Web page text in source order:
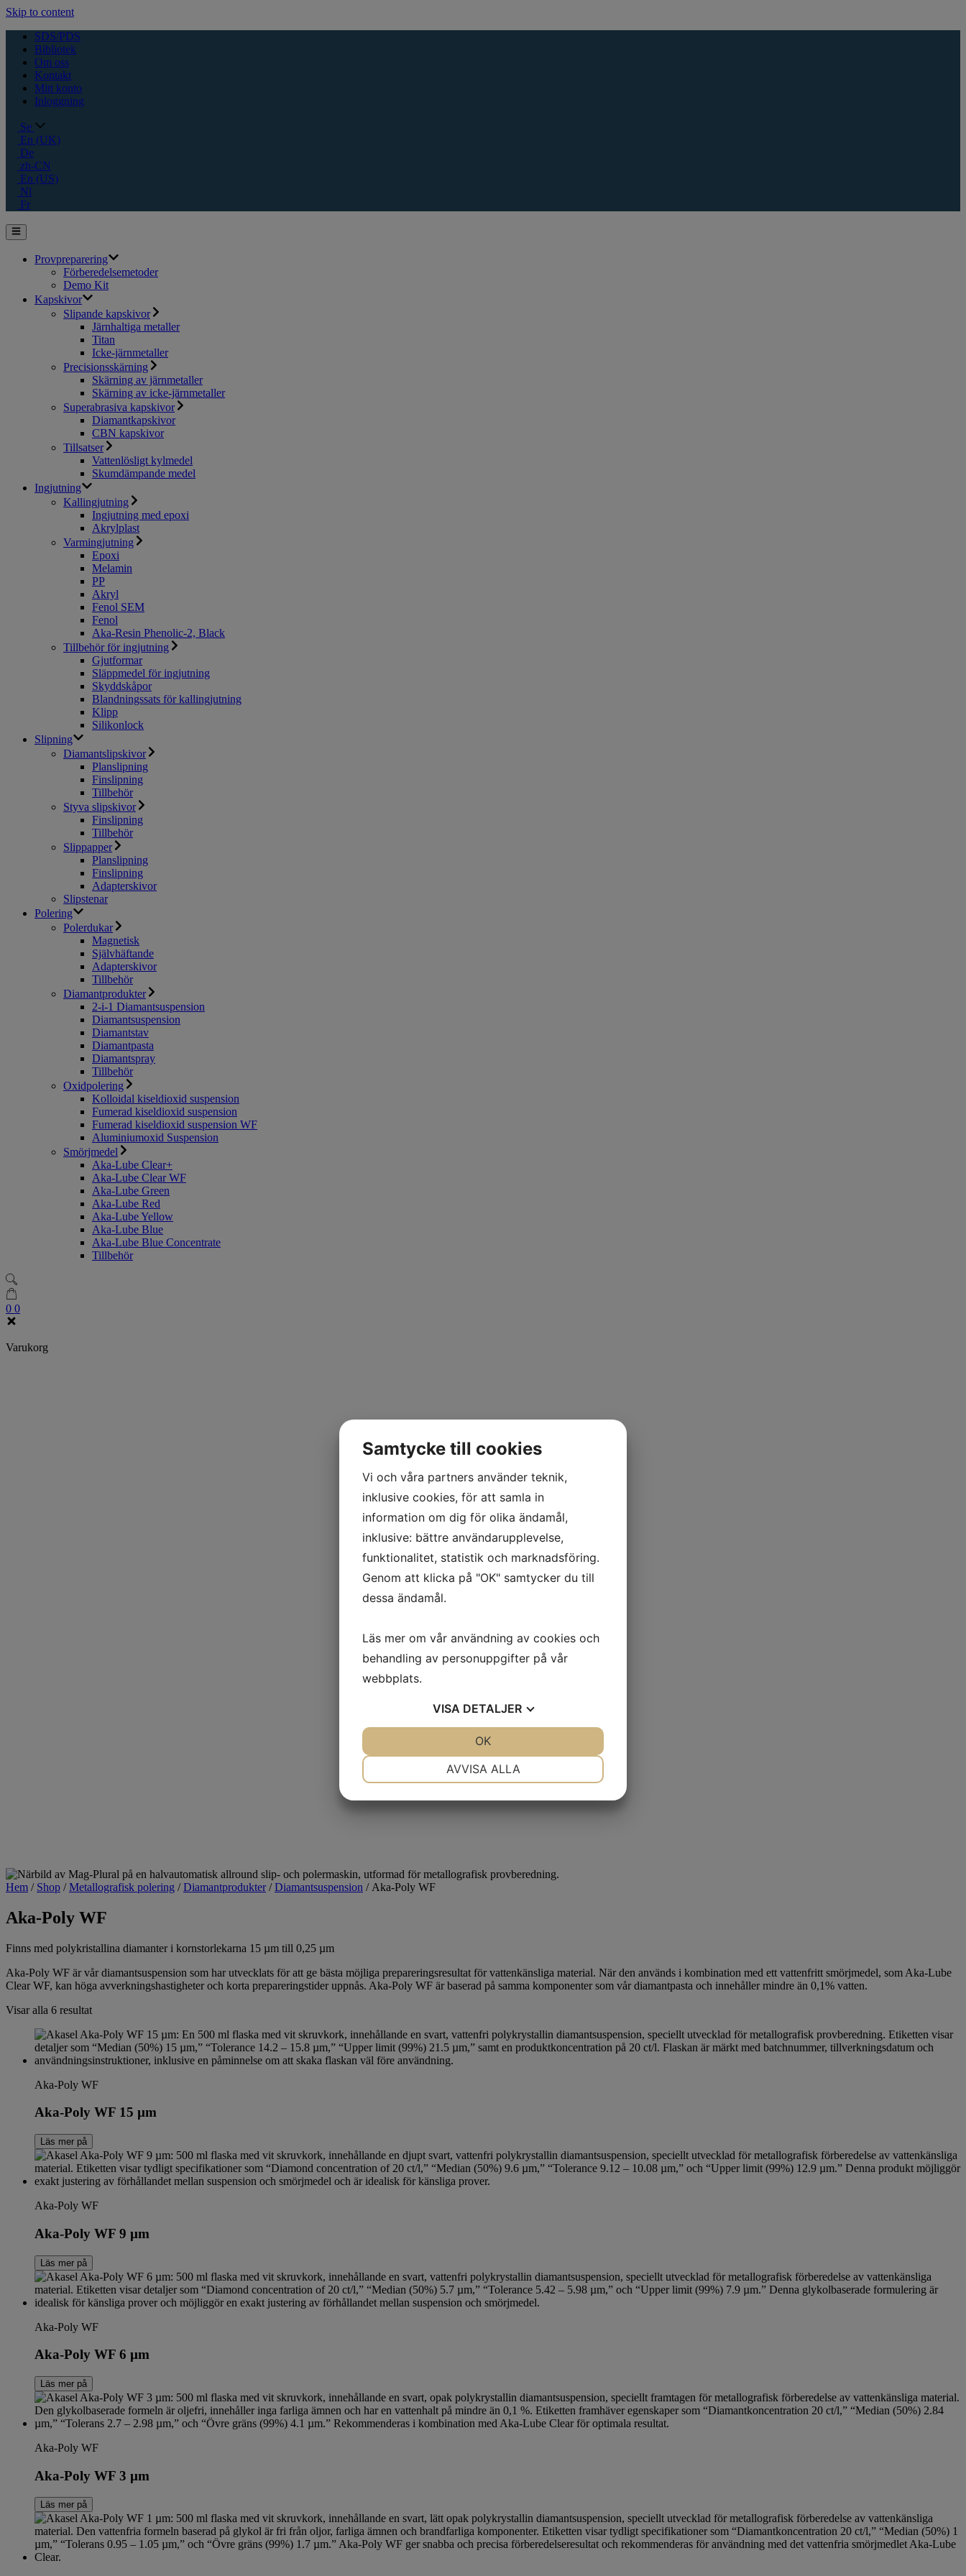
Skip to content
SDS/PDS
Bibliotek
Om oss
Kontakt
Mitt konto
Inloggning
Se
En (UK)
De
zh-CN
En (US)
Nl
Fr
Provpreparering
Förberedelsemetoder
Demo Kit
Kapskivor
Slipande kapskivor
Järnhaltiga metaller
Titan
Icke-järnmetaller
Precisionsskärning
Skärning av järnmetaller
Skärning av icke-järnmetaller
Superabrasiva kapskivor
Diamantkapskivor
CBN kapskivor
Tillsatser
Vattenlösligt kylmedel
Skumdämpande medel
Ingjutning
Kallingjutning
Ingjutning med epoxi
Akrylplast
Varmingjutning
Epoxi
Melamin
PP
Akryl
Fenol SEM
Fenol
Aka-Resin Phenolic-2, Black
Tillbehör för ingjutning
Gjutformar
Släppmedel för ingjutning
Skyddskåpor
Blandningssats för kallingjutning
Klipp
Silikonlock
Slipning
Diamantslipskivor
Planslipning
Finslipning
Tillbehör
Styva slipskivor
Finslipning
Tillbehör
Slippapper
Planslipning
Finslipning
Adapterskivor
Slipstenar
Polering
Polerdukar
Magnetisk
Självhäftande
Adapterskivor
Tillbehör
Diamantprodukter
2-i-1 Diamantsuspension
Diamantsuspension
Diamantstav
Diamantpasta
Diamantspray
Tillbehör
Oxidpolering
Kolloidal kiseldioxid suspension
Fumerad kiseldioxid suspension
Fumerad kiseldioxid suspension WF
Aluminiumoxid Suspension
Smörjmedel
Aka-Lube Clear+
Aka-Lube Clear WF
Aka-Lube Green
Aka-Lube Red
Aka-Lube Yellow
Aka-Lube Blue
Aka-Lube Blue Concentrate
Tillbehör
0 0
Varukorg
Hem / Shop /Metallografisk polering /Diamantprodukter /Diamantsuspension / Aka-Poly WF
Aka-Poly WF
Finns med polykristallina diamanter i kornstorlekarna 15 µm till 0,25 µm
Aka-Poly WF är vår diamantsuspension som har utvecklats för att ge bästa möjliga prepareringsresultat för vattenkänsliga material. När den används i kombination med ett vattenfritt smörjmedel, som Aka-Lube
Clear WF, kan höga avverkningshastigheter och korta prepareringstider uppnås. Aka-Poly WF är baserad på samma komponenter som vår diamantpasta och innehåller mindre än 0,1% vatten.
Visar alla 6 resultat
Aka-Poly WF
Aka-Poly WF 15 µm
Läs mer på
Aka-Poly WF
Aka-Poly WF 9 µm
Läs mer på
Aka-Poly WF
Aka-Poly WF 6 µm
Läs mer på
Aka-Poly WF
Aka-Poly WF 3 µm
Läs mer på
Samtycke till cookies
Vi och våra partners använder teknik,
inklusive cookies, för att samla in
information om dig för olika ändamål,
inklusive: bättre användarupplevelse,
funktionalitet, statistik och marknadsföring.
Genom att klicka på "OK" samtycker du till
dessa ändamål.
Läs mer om vår användning av cookies och
behandling av personuppgifter på vår
webbplats.
VISA DETALJER
AVVISA ALLA
OK